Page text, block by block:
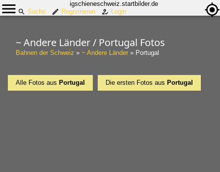
igschieneschweiz.startbilder.de
Suche
Registrieren Login
~ Andere Länder / Portugal Fotos
Bahnen der Schweiz » ~ Andere Länder » Portugal
Alle Fotos aus Portugal Die ersten Fotos aus Portugal